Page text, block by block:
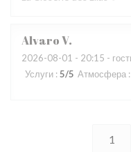
AlvaroV
2026-08-01 - 20:15 -
Услуги : 5/5 Атмосфера :
1